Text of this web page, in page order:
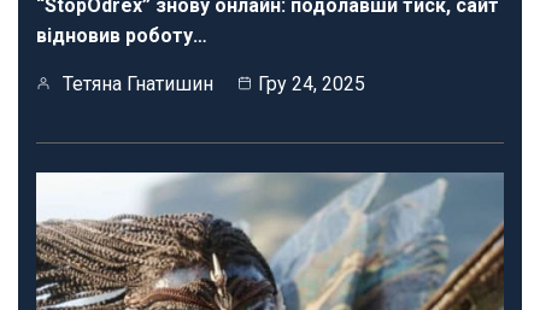
“StopOdrex” знову онлайн: подолавши тиск, сайт
відновив роботу…
Тетяна Гнатишин Гру 24, 2025